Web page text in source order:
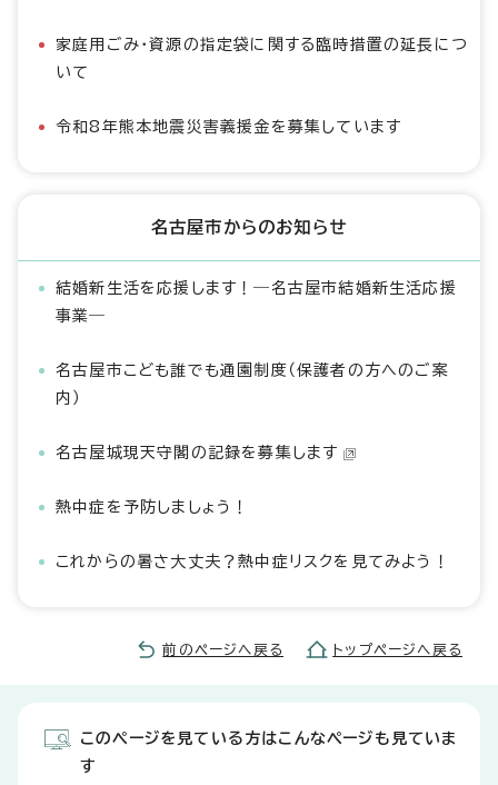
家庭用ごみ・資源の指定袋に関する臨時措置の延長につ
いて
令和8年熊本地震災害義援金を募集しています
名古屋市からのお知らせ
結婚新生活を応援します！―名古屋市結婚新生活応援
事業―
名古屋市こども誰でも通園制度（保護者の方へのご案
内）
名古屋城現天守閣の記録を募集します
熱中症を予防しましょう！
これからの暑さ大丈夫？熱中症リスクを見てみよう！
前のページへ戻る トップページへ戻る
このページを見ている方はこんなページも見ていま
す